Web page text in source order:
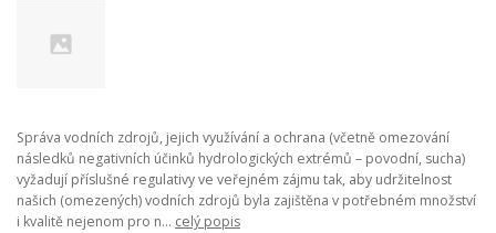
Správa vodních zdrojů, jejich využívání a ochrana (včetně omezování
následků negativních účinků hydrologických extrémů – povodní, sucha)
vyžadují příslušné regulativy ve veřejném zájmu tak, aby udržitelnost
našich (omezených) vodních zdrojů byla zajištěna v potřebném množství
i kvalitě nejenom pro n... celý popis